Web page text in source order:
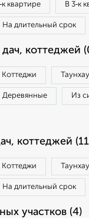
квартире В 3‑к
На длительный срок
коттеджей
Коттеджи
Деревянные Из
коттеджей
Коттеджи
На длительный срок
участков (4)